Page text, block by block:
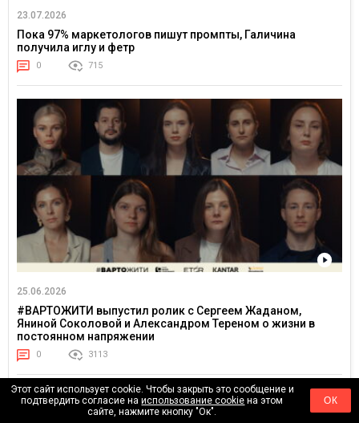
23.07.2026
Пока 97% маркетологов пишут промпты, Галичина
получила иглу и фетр
0 715
25.06.2026
#ВАРТОЖИТИ выпустил ролик с Сергеем Жаданом,
Яниной Соколовой и Александром Тереном о жизни в
постоянном напряжении
0 3113
Этот сайт использует cookie. Чтобы закрыть это сообщение и
подтвердить согласие наиспользование cookie на этом
сайте, нажмите кнопку "Ок".
ОК